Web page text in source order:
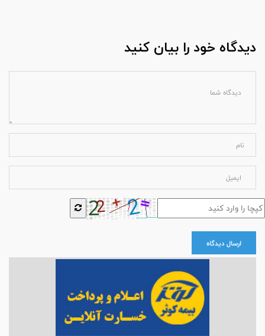
دیدگاه خود را بیان کنید
ارسال دیدگاه